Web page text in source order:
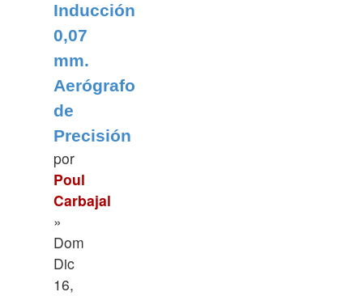
Inducción
0,07
mm.
Aerógrafo
de
Precisión
por
Poul
Carbajal
»
Dom
Dic
16,